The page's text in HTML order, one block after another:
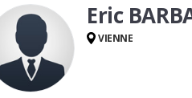
Eric
VIENNE